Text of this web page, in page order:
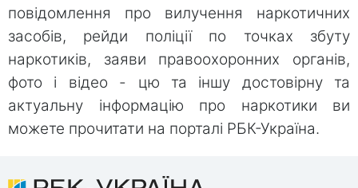
повідомлення про вилучення наркотичних
засобів, рейди поліції по точках збуту
наркотиків, заяви правоохоронних органів,
фото і відео - цю та іншу достовірну та
актуальну інформацію про наркотики ви
можете прочитати на порталі РБК-Україна.